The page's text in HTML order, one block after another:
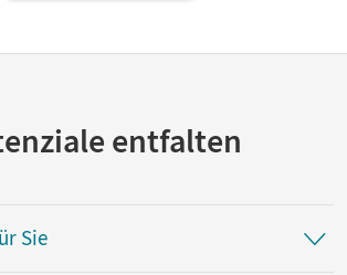
entfalten
Sie